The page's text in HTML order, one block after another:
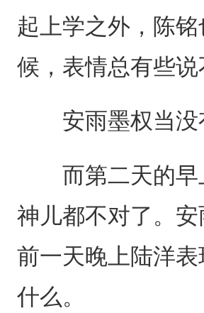
起上学之外，陈
候，表情总有些
安雨墨权当没
而第二天的早
神儿都不对了。
前一天晚上陆洋
什么。